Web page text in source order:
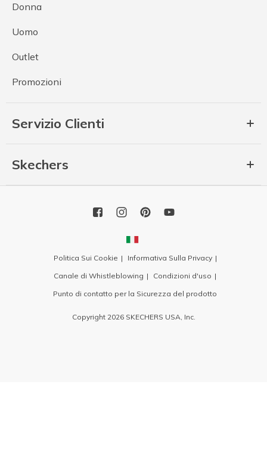
Donna
Uomo
Outlet
Promozioni
Servizio Clienti
Skechers
Politica Sui Cookie
Informativa Sulla Privacy
Canale di Whistleblowing
Condizioni d'uso
Punto di contatto per la Sicurezza del prodotto
Copyright 2026 SKECHERS USA, Inc.